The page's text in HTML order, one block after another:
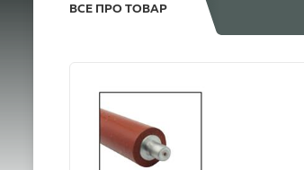
ВСЕ ПРО ТОВАР